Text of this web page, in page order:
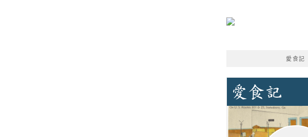
愛食記